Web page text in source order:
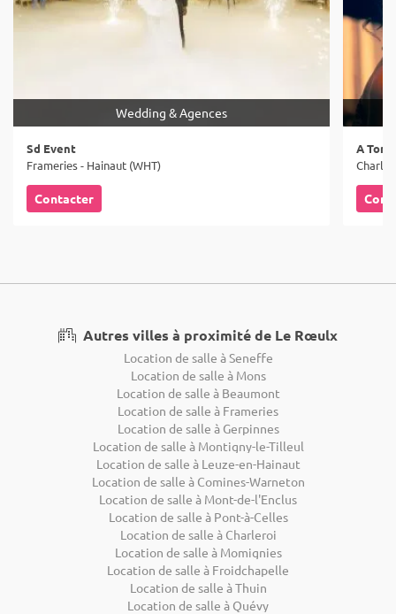
Wedding & Agences
Sd Event
Frameries - Hainaut (WHT)
Contacter
A Tom
Autres villes à proximité de Le Rœulx
Location de salle à Seneffe
Location de salle à Mons
Location de salle à Beaumont
Location de salle à Frameries
Location de salle à Gerpinnes
Location de salle à Montigny-le-Tilleul
Location de salle à Leuze-en-Hainaut
Location de salle à Comines-Warneton
Location de salle à Mont-de-l'Enclus
Location de salle à Pont-à-Celles
Location de salle à Charleroi
Location de salle à Momignies
Location de salle à Froidchapelle
Location de salle à Thuin
Location de salle à Quévy